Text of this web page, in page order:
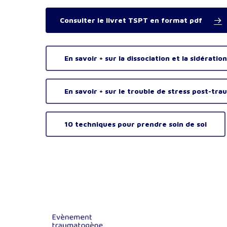
Consulter le livret TSPT en format pdf
En savoir + sur la dissociation et la sidération
En savoir + sur le trouble de stress post-
10 techniques pour prendre soin de soi